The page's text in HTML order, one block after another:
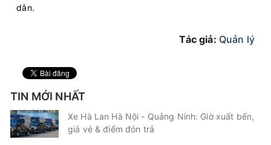
dân.
Tác giả: Quản lý
TIN MỚI NHẤT
Xe Hà Lan Hà Nội - Quảng Ninh: Giờ xuất bến,
giá vé & điểm đón trả